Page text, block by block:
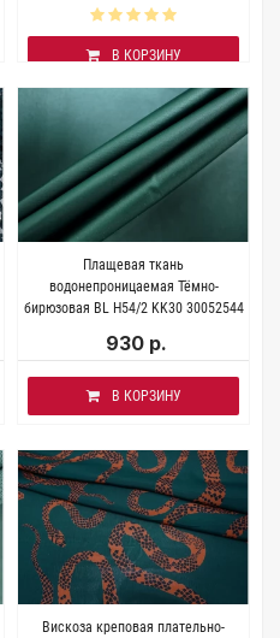
В КОРЗИНУ
Плащевая ткань
водонепроницаемая Тёмно-
бирюзовая BL H54/2 KK30 30052544
930 р.
В КОРЗИНУ
Вискоза креповая плательно-